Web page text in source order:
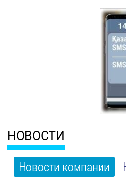
НОВОСТИ
Новости компании